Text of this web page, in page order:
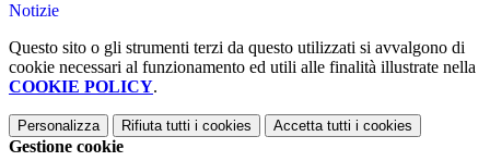
Notizie
Questo sito o gli strumenti terzi da questo utilizzati si avvalgono di
cookie necessari al funzionamento ed utili alle finalità illustrate nella
COOKIE POLICY.
Personalizza Rifiuta tutti i cookies Accetta tutti i cookies
Gestione cookie